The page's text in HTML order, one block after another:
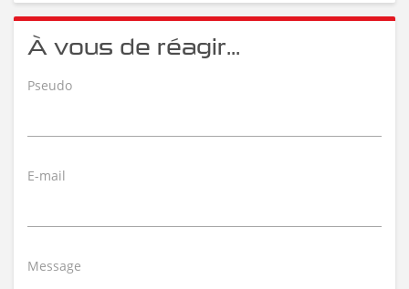
À vous de réagir...
Pseudo
E-mail
Message